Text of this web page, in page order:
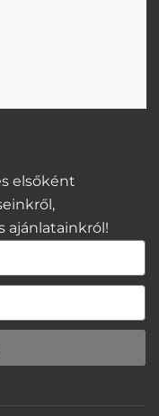
elsőként
ajánlatainkról!